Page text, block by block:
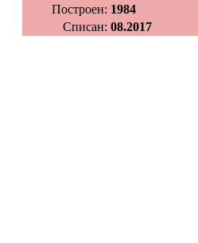
Построен: 1984
Списан: 08.2017